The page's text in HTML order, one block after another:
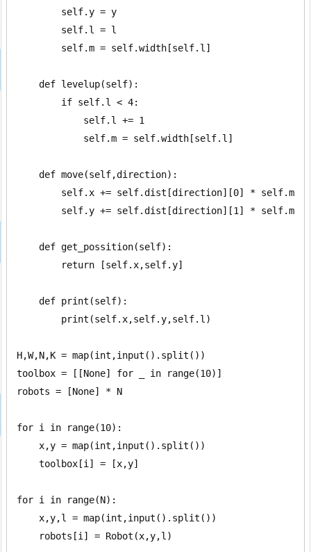
H,W,N,K = map(int,input().split())
toolbox = [[None] for _ in range(10)]
robots = [None] * N
for i in range(10):
for i in range(N):